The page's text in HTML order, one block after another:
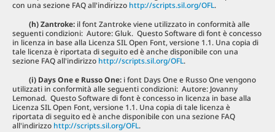
con una sezione FAQ all'indirizzo http://scripts.sil.org/OFL.
(h) Zantroke: il font Zantroke viene utilizzato in conformità alle
seguenti condizioni: Autore: Gluk. Questo Software di font è concesso
in licenza in base alla Licenza SIL Open Font, versione 1.1. Una copia di
tale licenza è riportata di seguito ed è anche disponibile con una
sezione FAQ all'indirizzo http://scripts.sil.org/OFL.
(i) Days One e Russo One: i font Days One e Russo One vengono
utilizzati in conformità alle seguenti condizioni: Autore: Jovanny
Lemonad. Questo Software di font è concesso in licenza in base alla
Licenza SIL Open Font, versione 1.1. Una copia di tale licenza è
riportata di seguito ed è anche disponibile con una sezione FAQ
all'indirizzo http://scripts.sil.org/OFL.